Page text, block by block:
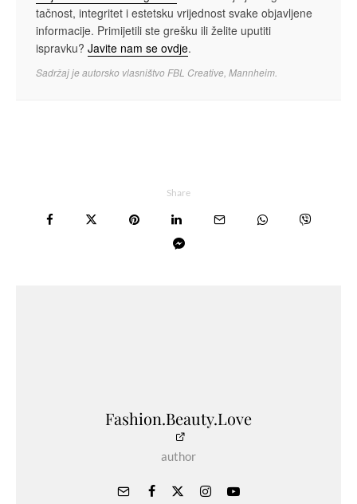
tačnost, integritet i estetsku vrijednost svake objavljene
informacije. Primijetili ste grešku ili želite uputiti
ispravku? Javite nam se ovdje.
Sadržaj je autorsko vlasništvo FBL Creative, Mannheim.
Share
Fashion.Beauty.Love
author